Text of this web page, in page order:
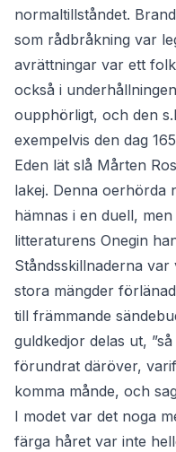
normaltillståndet.
som rådbråkning var
avrättningar var ett
också i
oupphörligt, och den
exempelvis den dag
Eden lät slå Mårten
lakej. Denna oerhörda
hämnas i en duell,
litteraturens Onegin
Ståndsskillnaderna var
stora mängder
till främmande
guldkedjor delas ut,
förundrat däröver,
komma månde, och
I modet var det noga
färga håret var inte